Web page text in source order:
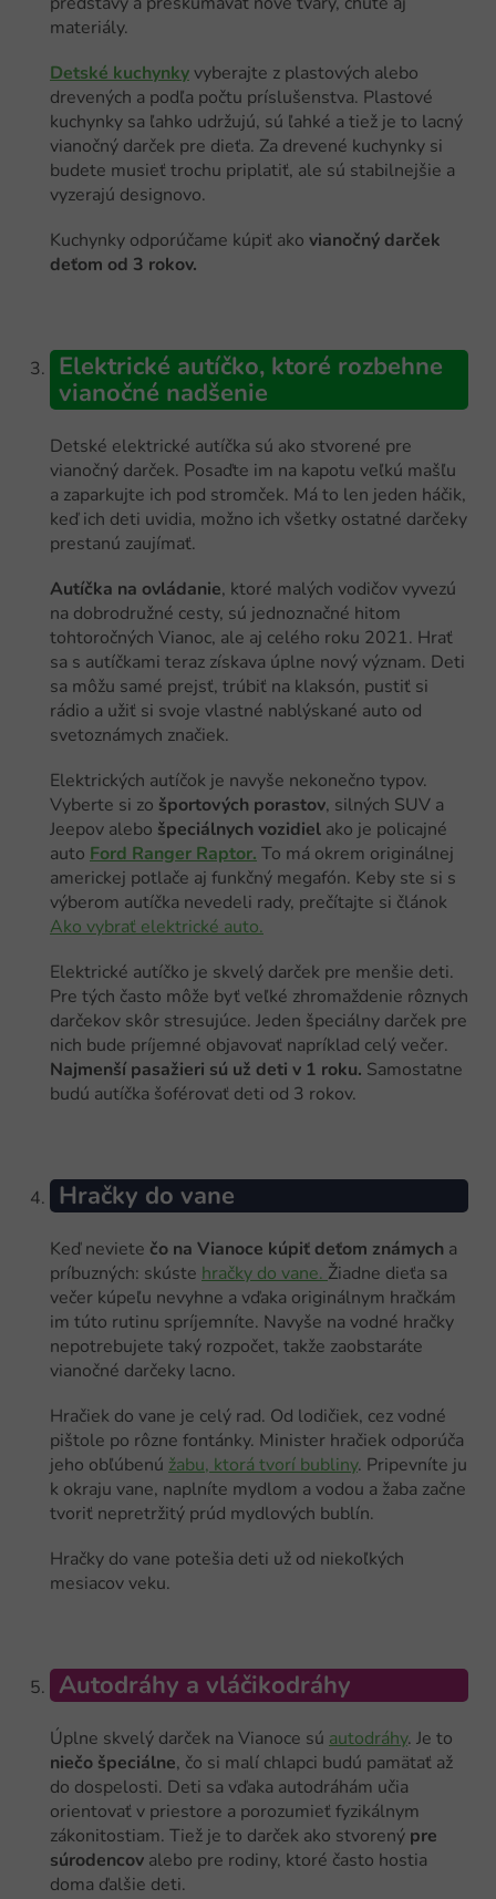
materiály.
Detské kuchynkyvyberajte z plastových alebo
drevených a podľa počtu príslušenstva. Plastové
kuchynky sa ľahko udržujú, sú ľahké a tiež je to lacný
vianočný darček pre dieťa. Za drevené kuchynky si
budete musieť trochu priplatiť, ale sú stabilnejšie a
vyzerajú designovo.
Kuchynky odporúčame kúpiť ako vianočný darček
deťom od 3 rokov.
Elektrické autíčko, ktoré rozbehne
vianočné nadšenie
Detské elektrické autíčka sú ako stvorené pre
vianočný darček. Posaďte im na kapotu veľkú mašľu
a zaparkujte ich pod stromček. Má to len jeden háčik,
keď ich deti uvidia, možno ich všetky ostatné darčeky
prestanú zaujímať.
Autíčka na ovládanie, ktoré malých vodičov vyvezú
na dobrodružné cesty, sú jednoznačné hitom
tohtoročných Vianoc, ale aj celého roku 2021. Hrať
sa s autíčkami teraz získava úplne nový význam. Deti
sa môžu samé prejsť, trúbiť na klaksón, pustiť si
rádio a užiť si svoje vlastné nablýskané auto od
svetoznámych značiek.
Elektrických autíčok je navyše nekonečno typov.
Vyberte si zo športových porastov, silných SUV a
Jeepov alebo špeciálnych vozidiel ako je policajné
auto Ford Ranger Raptor. To má okrem originálnej
americkej potlače aj funkčný megafón. Keby ste si s
výberom autíčka nevedeli rady, prečítajte si článok
Ako vybrať elektrické auto.
Elektrické autíčko je skvelý darček pre menšie deti.
Pre tých často môže byť veľké zhromaždenie rôznych
darčekov skôr stresujúce. Jeden špeciálny darček pre
nich bude príjemné objavovať napríklad celý večer.
Najmenší pasažieri sú už deti v 1 roku. Samostatne
budú autíčka šoférovať deti od 3 rokov.
Hračky do vane
Keď neviete čo na Vianoce kúpiť deťom známych a
príbuzných: skúste hračky do vane. Žiadne dieťa sa
večer kúpeľu nevyhne a vďaka originálnym hračkám
im túto rutinu spríjemníte. Navyše na vodné hračky
nepotrebujete taký rozpočet, takže zaobstaráte
vianočné darčeky lacno.
Hračiek do vane je celý rad. Od lodičiek, cez vodné
pištole po rôzne fontánky. Minister hračiek odporúča
jeho obľúbenú žabu, ktorá tvorí bubliny. Pripevníte ju
k okraju vane, naplníte mydlom a vodou a žaba začne
tvoriť nepretržitý prúd mydlových bublín.
Hračky do vane potešia deti už od niekoľkých
mesiacov veku.
Autodráhy a vláčikodráhy
Úplne skvelý darček na Vianoce sú autodráhy. Je to
niečo špeciálne, čo si malí chlapci budú pamätať až
do dospelosti. Deti sa vďaka autodráhám učia
orientovať v priestore a porozumieť fyzikálnym
zákonitostiam. Tiež je to darček ako stvorený pre
súrodencov alebo pre rodiny, ktoré často hostia
doma ďalšie deti.